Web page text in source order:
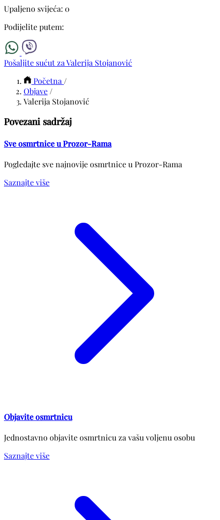
Upaljeno svijeća: 0
Podijelite putem:
Pošaljite sućut za Valerija Stojanović
Početna /
Objave /
Valerija Stojanović
Povezani sadržaj
Sve osmrtnice u Prozor-Rama
Pogledajte sve najnovije osmrtnice u Prozor-Rama
Saznajte više
Objavite osmrtnicu
Jednostavno objavite osmrtnicu za vašu voljenu osobu
Saznajte više